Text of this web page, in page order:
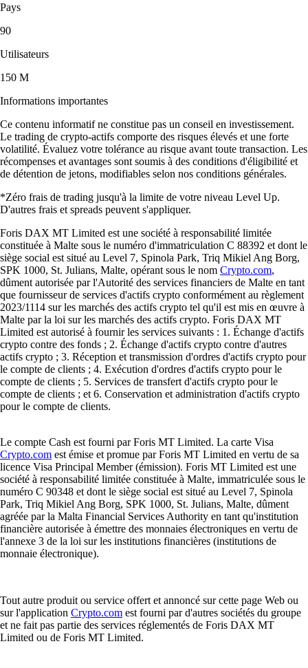
Pays
90
Utilisateurs
150 M
Informations importantes
Ce contenu informatif ne constitue pas un conseil en investissement.
Le trading de crypto-actifs comporte des risques élevés et une forte
volatilité. Évaluez votre tolérance au risque avant toute transaction. Les
récompenses et avantages sont soumis à des conditions d'éligibilité et
de détention de jetons, modifiables selon nos conditions générales.
*Zéro frais de trading jusqu'à la limite de votre niveau Level Up.
D'autres frais et spreads peuvent s'appliquer.
Foris DAX MT Limited est une société à responsabilité limitée
constituée à Malte sous le numéro d'immatriculation C 88392 et dont le
siège social est situé au Level 7, Spinola Park, Triq Mikiel Ang Borg,
SPK 1000, St. Julians, Malte, opérant sous le nom Crypto.com,
dûment autorisée par l'Autorité des services financiers de Malte en tant
que fournisseur de services d'actifs crypto conformément au règlement
2023/1114 sur les marchés des actifs crypto tel qu'il est mis en œuvre à
Malte par la loi sur les marchés des actifs crypto. Foris DAX MT
Limited est autorisé à fournir les services suivants : 1. Échange d'actifs
crypto contre des fonds ; 2. Échange d'actifs crypto contre d'autres
actifs crypto ; 3. Réception et transmission d'ordres d'actifs crypto pour
le compte de clients ; 4. Exécution d'ordres d'actifs crypto pour le
compte de clients ; 5. Services de transfert d'actifs crypto pour le
compte de clients ; et 6. Conservation et administration d'actifs crypto
pour le compte de clients.
Le compte Cash est fourni par Foris MT Limited. La carte Visa
Crypto.com est émise et promue par Foris MT Limited en vertu de sa
licence Visa Principal Member (émission). Foris MT Limited est une
société à responsabilité limitée constituée à Malte, immatriculée sous le
numéro C 90348 et dont le siège social est situé au Level 7, Spinola
Park, Triq Mikiel Ang Borg, SPK 1000, St. Julians, Malte, dûment
agréée par la Malta Financial Services Authority en tant qu'institution
financière autorisée à émettre des monnaies électroniques en vertu de
l'annexe 3 de la loi sur les institutions financières (institutions de
monnaie électronique).
Tout autre produit ou service offert et annoncé sur cette page Web ou
sur l'application Crypto.com est fourni par d'autres sociétés du groupe
et ne fait pas partie des services réglementés de Foris DAX MT
Limited ou de Foris MT Limited.